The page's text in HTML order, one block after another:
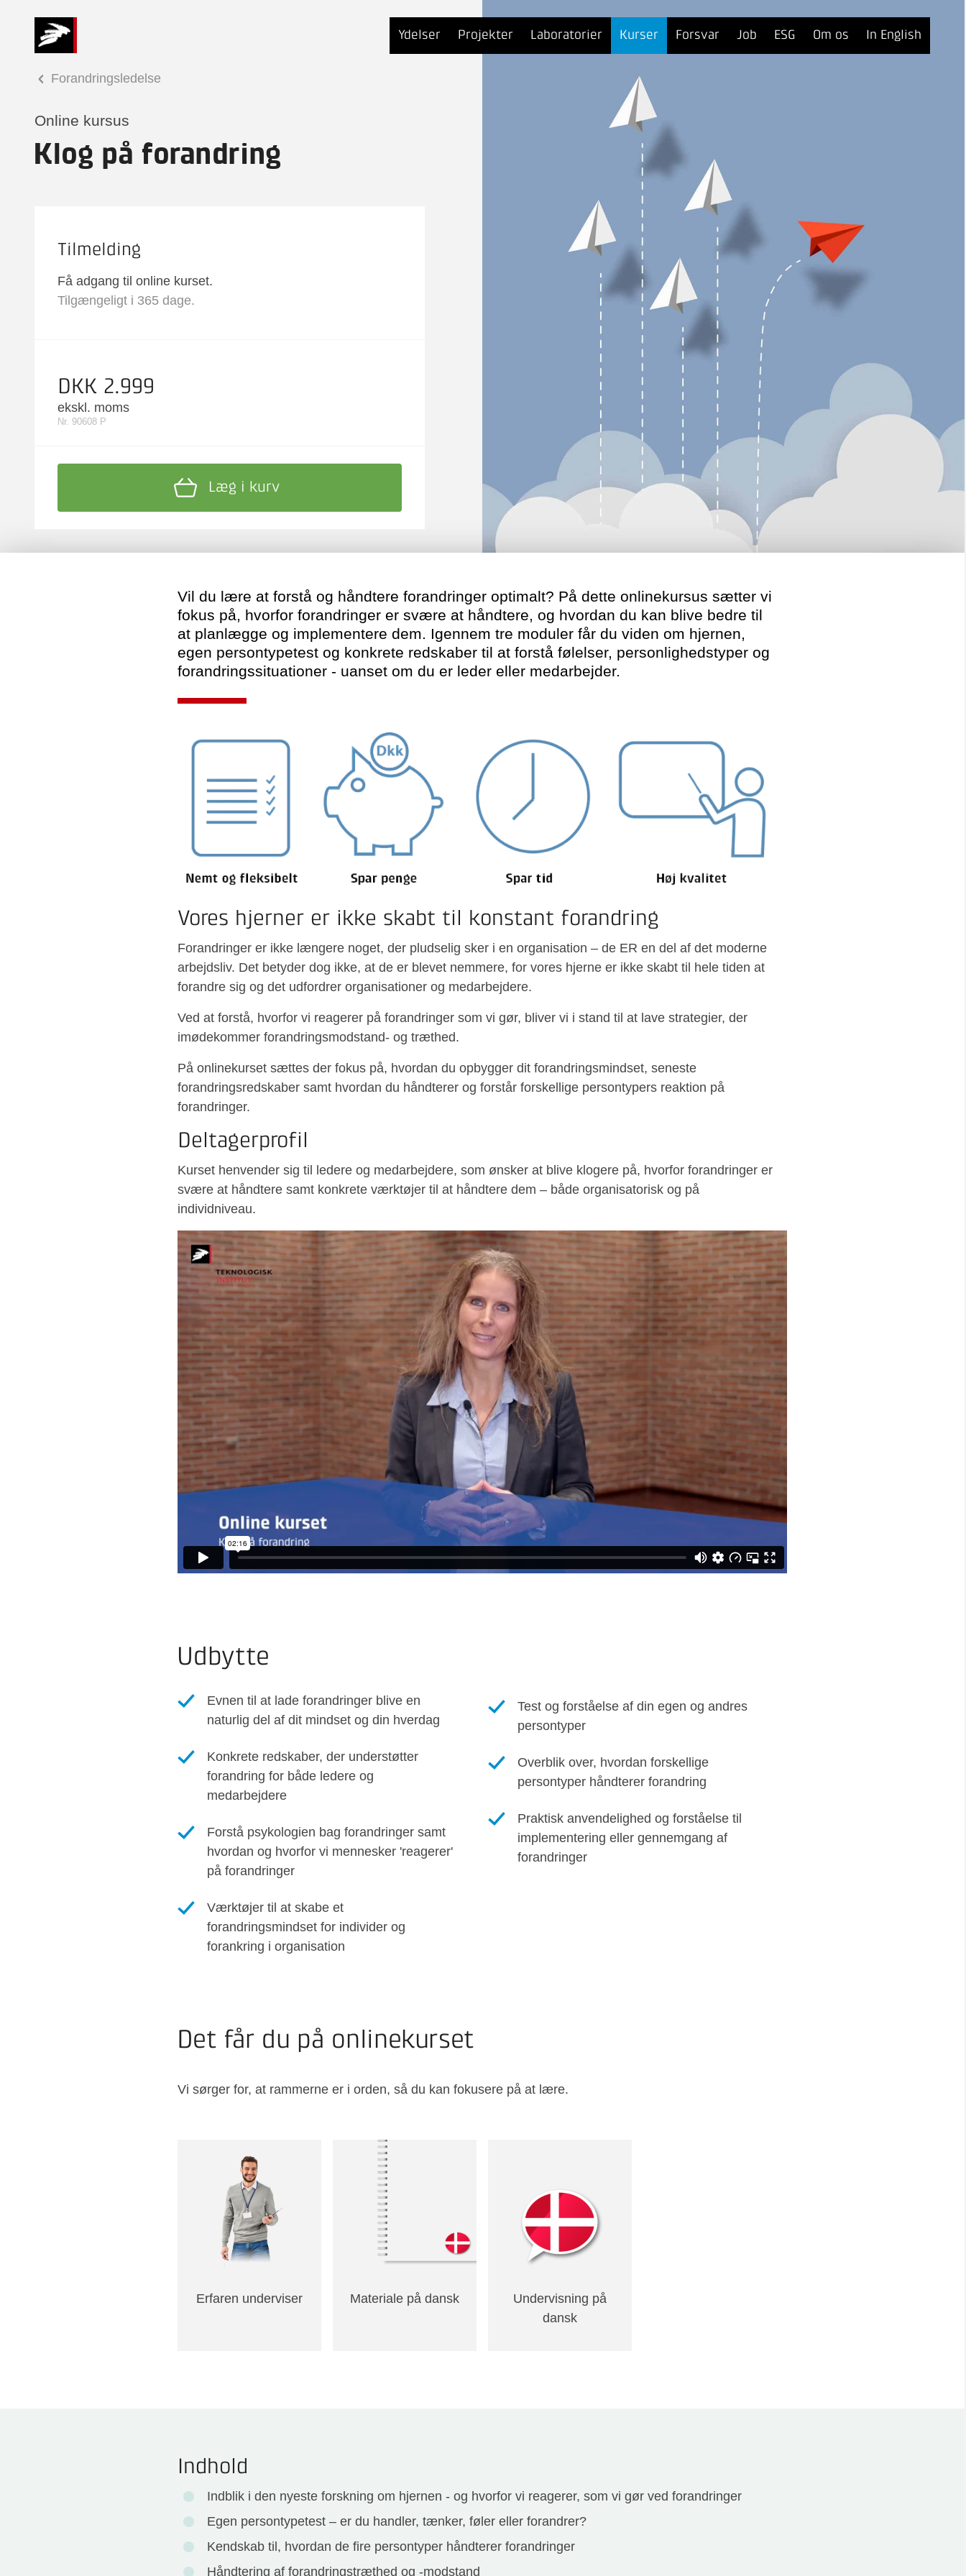
Ydelser Projekter Laboratorier Kurser Forsvar Job ESG Om os In English
Forandringsledelse
Online kursus
Klog på forandring
Tilmelding
Få adgang til online kurset.
Tilgængeligt i 365 dage.
DKK 2.999
ekskl. moms
Nr. 90608 P
Læg i kurv
Vil du lære at forstå og håndtere forandringer optimalt? På dette onlinekursus sætter vi
fokus på, hvorfor forandringer er svære at håndtere, og hvordan du kan blive bedre til
at planlægge og implementere dem. Igennem tre moduler får du viden om hjernen,
egen persontypetest og konkrete redskaber til at forstå følelser, personlighedstyper og
forandringssituationer - uanset om du er leder eller medarbejder.
Vores hjerner er ikke skabt til konstant forandring
Forandringer er ikke længere noget, der pludselig sker i en organisation – de ER en del af det moderne
arbejdsliv. Det betyder dog ikke, at de er blevet nemmere, for vores hjerne er ikke skabt til hele tiden at
forandre sig og det udfordrer organisationer og medarbejdere.
Ved at forstå, hvorfor vi reagerer på forandringer som vi gør, bliver vi i stand til at lave strategier, der
imødekommer forandringsmodstand- og træthed.
På onlinekurset sættes der fokus på, hvordan du opbygger dit forandringsmindset, seneste
forandringsredskaber samt hvordan du håndterer og forstår forskellige persontypers reaktion på
forandringer.
Deltagerprofil
Kurset henvender sig til ledere og medarbejdere, som ønsker at blive klogere på, hvorfor forandringer er
svære at håndtere samt konkrete værktøjer til at håndtere dem – både organisatorisk og på
individniveau.
Udbytte
Evnen til at lade forandringer blive en
naturlig del af dit mindset og din hverdag
Konkrete redskaber, der understøtter
forandring for både ledere og
medarbejdere
Forstå psykologien bag forandringer samt
hvordan og hvorfor vi mennesker 'reagerer'
på forandringer
Værktøjer til at skabe et
forandringsmindset for individer og
forankring i organisation
Test og forståelse af din egen og andres
persontyper
Overblik over, hvordan forskellige
persontyper håndterer forandring
Praktisk anvendelighed og forståelse til
implementering eller gennemgang af
forandringer
Det får du på onlinekurset
Vi sørger for, at rammerne er i orden, så du kan fokusere på at lære.
Erfaren underviser Materiale på dansk
Undervisning på
dansk
Indhold
Indblik i den nyeste forskning om hjernen - og hvorfor vi reagerer, som vi gør ved forandringer
Egen persontypetest – er du handler, tænker, føler eller forandrer?
Kendskab til, hvordan de fire persontyper håndterer forandringer
Håndtering af forandringstræthed og -modstand